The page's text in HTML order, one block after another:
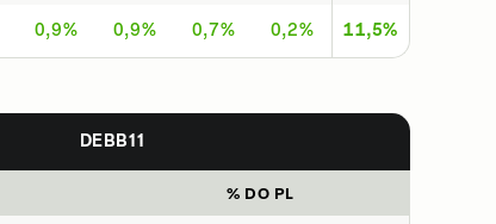
0,9% 0,9% 0,7% 0,2%
11,5%
DEBB11
% DO PL